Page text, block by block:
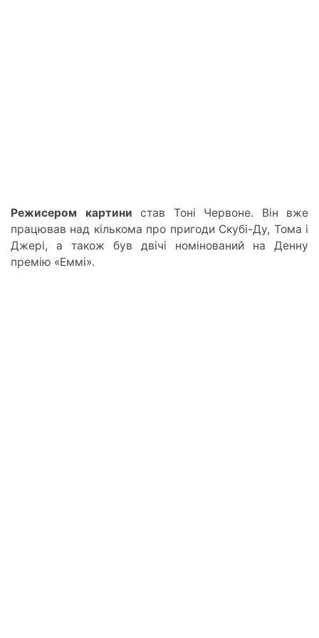
Режисером картини став Тоні Червоне. Він вже
працював над кількома про пригоди Скубі-Ду, Тома і
Джері, а також був двічі номінований на Денну
премію «Еммі».